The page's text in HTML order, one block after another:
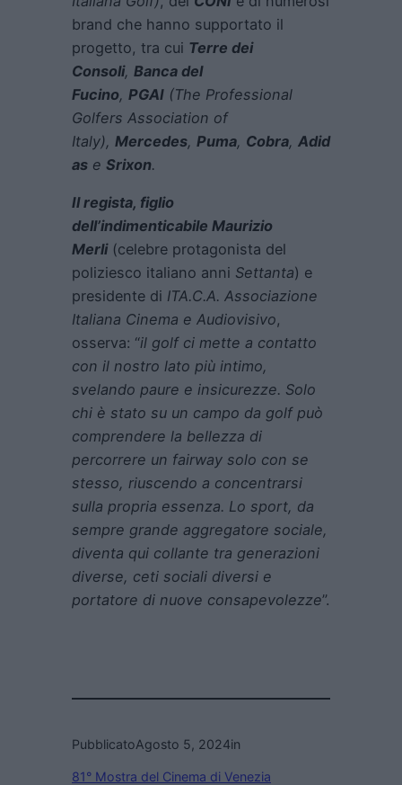
brand che hanno supportato il
progetto, tra cui Terre dei
Consoli, Banca del
Fucino, PGAI (The Professional
Golfers Association of
Italy), Mercedes, Puma, Cobra, Adid
as e Srixon.
Il regista, figlio
dell’indimenticabile Maurizio
Merli(celebre protagonista del
poliziesco italiano anni Settanta) e
presidente di ITA.C.A. Associazione
Italiana Cinema e Audiovisivo,
osserva: “il golf ci mette a contatto
con il nostro lato più intimo,
svelando paure e insicurezze. Solo
chi è stato su un campo da golf può
comprendere la bellezza di
percorrere un fairway solo con se
stesso, riuscendo a concentrarsi
sulla propria essenza. Lo sport, da
sempre grande aggregatore sociale,
diventa qui collante tra generazioni
diverse, ceti sociali diversi e
portatore di nuove consapevolezze”.
PubblicatoAgosto 5, 2024in
81° Mostra del Cinema di Venezia